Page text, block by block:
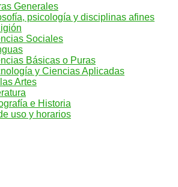
Generales
psicología y disciplinas afines
Sociales
Básicas o Puras
y Ciencias Aplicadas
Artes
e Historia
uso y horarios